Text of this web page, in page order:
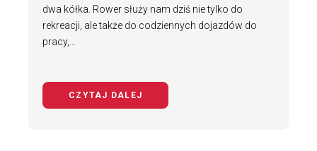
dwa kółka. Rower służy nam dziś nie tylko do
rekreacji, ale także do codziennych dojazdów do
pracy,…
CZYTAJ DALEJ